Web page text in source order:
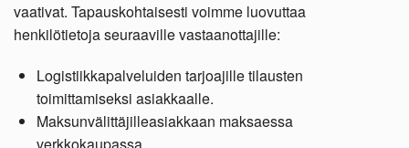
vaativat. Tapauskohtaisesti voimme luovuttaa
henkilötietoja seuraaville vastaanottajille:
Logistiikkapalveluiden tarjoajille tilausten
toimittamiseksi asiakkaalle.
Maksunvälittäjilleasiakkaan maksaessa